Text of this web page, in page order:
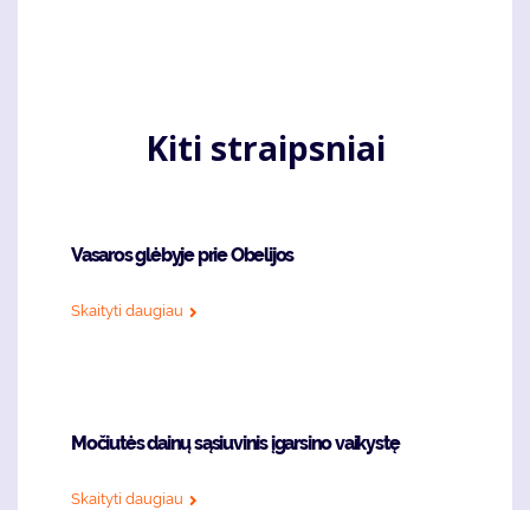
Kiti straipsniai
Vasaros glėbyje prie Obelijos
Skaityti daugiau
Močiutės dainų sąsiuvinis įgarsino vaikystę
Skaityti daugiau